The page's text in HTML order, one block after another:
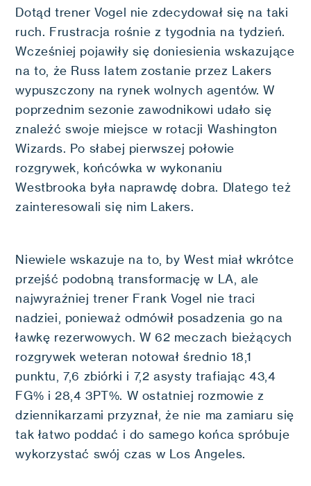
Dotąd trener Vogel nie zdecydował się na taki
ruch. Frustracja rośnie z tygodnia na tydzień.
Wcześniej pojawiły się doniesienia wskazujące
na to, że Russ latem zostanie przez Lakers
wypuszczony na rynek wolnych agentów. W
poprzednim sezonie zawodnikowi udało się
znaleźć swoje miejsce w rotacji Washington
Wizards. Po słabej pierwszej połowie
rozgrywek, końcówka w wykonaniu
Westbrooka była naprawdę dobra. Dlatego też
zainteresowali się nim Lakers.
Niewiele wskazuje na to, by West miał wkrótce
przejść podobną transformację w LA, ale
najwyraźniej trener Frank Vogel nie traci
nadziei, ponieważ odmówił posadzenia go na
ławkę rezerwowych. W 62 meczach bieżących
rozgrywek weteran notował średnio 18,1
punktu, 7,6 zbiórki i 7,2 asysty trafiając 43,4
FG% i 28,4 3PT%. W ostatniej rozmowie z
dziennikarzami przyznał, że nie ma zamiaru się
tak łatwo poddać i do samego końca spróbuje
wykorzystać swój czas w Los Angeles.